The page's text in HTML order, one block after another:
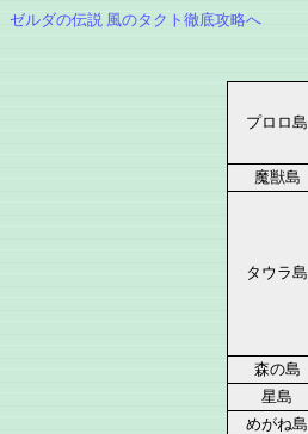
ゼルダの伝説 風のタクト徹底攻略へ
プロロ島
魔獣島
タウラ島
森の島
星島
めがね島